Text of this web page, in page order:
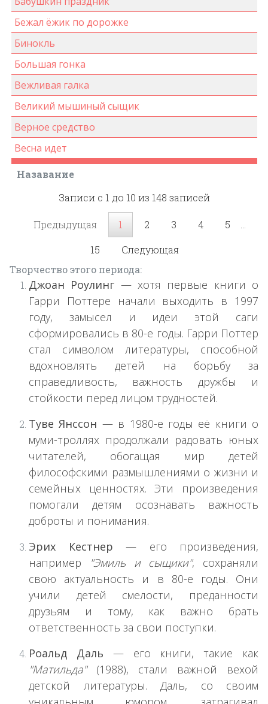
Назавание
Бежал ёжик по дорожке
Бинокль
Большая гонка
Вежливая галка
Великий мышиный сыщик
Верное средство
Весна идет
Записи с 1 до 10 из 148 записей
Предыдущая 1 2 3 4 5
15
Следующая
Творчество этого периода:
Джоан Роулинг — хотя первые книги о
Гарри Поттере начали выходить в 1997
году, замысел и идеи этой саги
сформировались в 80-е годы. Гарри Поттер
стал символом литературы, способной
вдохновлять детей на борьбу за
справедливость, важность дружбы и
стойкости перед лицом трудностей.
Туве Янссон — в 1980-е годы её книги о
муми-троллях продолжали радовать юных
читателей, обогащая мир детей
философскими размышлениями о жизни и
семейных ценностях. Эти произведения
помогали детям осознавать важность
доброты и понимания.
Эрих Кестнер — его произведения,
например
"Эмиль и сыщики", сохраняли
свою актуальность и в 80-е годы. Они
учили детей смелости, преданности
друзьям и тому, как важно брать
ответственность за свои поступки.
Роальд Даль — его книги, такие как
"Матильда"(1988), стали важной вехой
детской литературы. Даль, со своим